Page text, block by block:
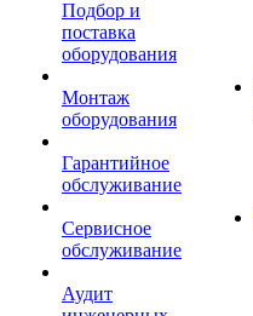
Подбор и
поставка
оборудования
Монтаж
оборудования
Гарантийное
обслуживание
Сервисное
обслуживание
Аудит